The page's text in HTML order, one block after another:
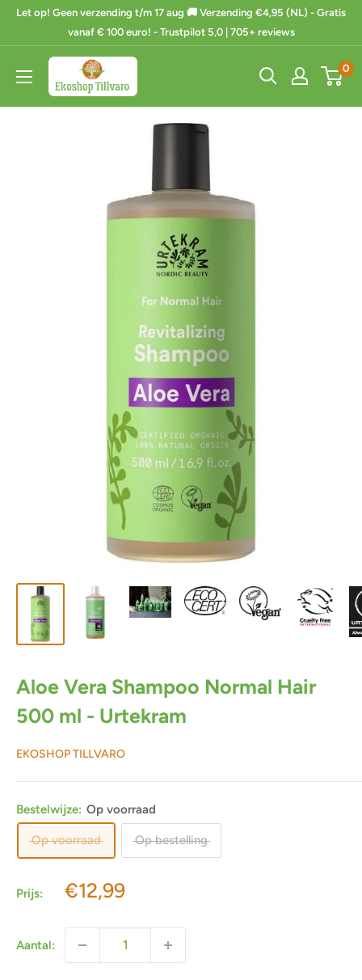
inhoud
Let op! Geen verzending t/m 17 aug 🚚 Verzending €4,95 (NL) - Gratis
vanaf € 100 euro! - Trustpilot 5,0 | 705+ reviews
Ekoshop
Tillvaro
0
Aloe Vera Shampoo Normal Hair
500 ml - Urtekram
EKOSHOP TILLVARO
Bestelwijze: Op voorraad
Op voorraad Op bestelling
Prijs: Actieprijs
€12,99
Aantal: